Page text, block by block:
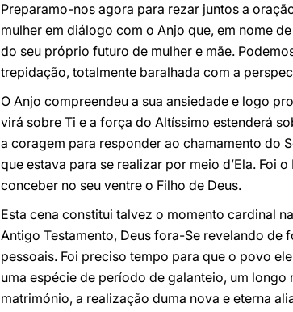
Preparamo-nos agora para rezar juntos a
mulher em diálogo com o Anjo que, em nome
do seu próprio futuro de mulher e mãe.
trepidação, totalmente baralhada com a
O Anjo compreendeu a sua ansiedade e logo
virá sobre Ti e a força do Altíssimo estenderá
a coragem para responder ao chamamento do
que estava para se realizar por meio d’Ela. Foi
conceber no seu ventre o Filho de Deus.
Esta cena constitui talvez o momento cardinal
Antigo Testamento, Deus fora-Se revelando
pessoais. Foi preciso tempo para que o povo
uma espécie de período de galanteio, um
matrimónio, a realização duma nova e eterna